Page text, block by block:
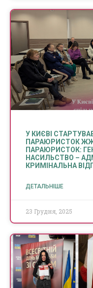
У КИЄВІ
ПАРАЮРИСТОК
ПАРАЮРИСТОК:
НАСИЛЬСТВО –
КРИМІНАЛЬНА
ДЕТАЛЬНІШЕ
23 Грудня, 2025